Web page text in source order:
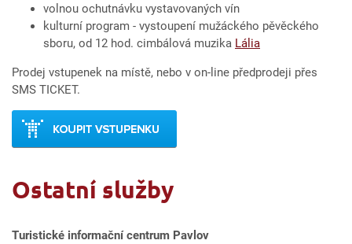
volnou ochutnávku vystavovaných vín
kulturní program - vystoupení mužáckého pěvěckého
sboru, od 12 hod. cimbálová muzika Lália
Prodej vstupenek na místě, nebo v on-line předprodeji přes
SMS TICKET.
Ostatní služby
Turistické informační centrum Pavlov